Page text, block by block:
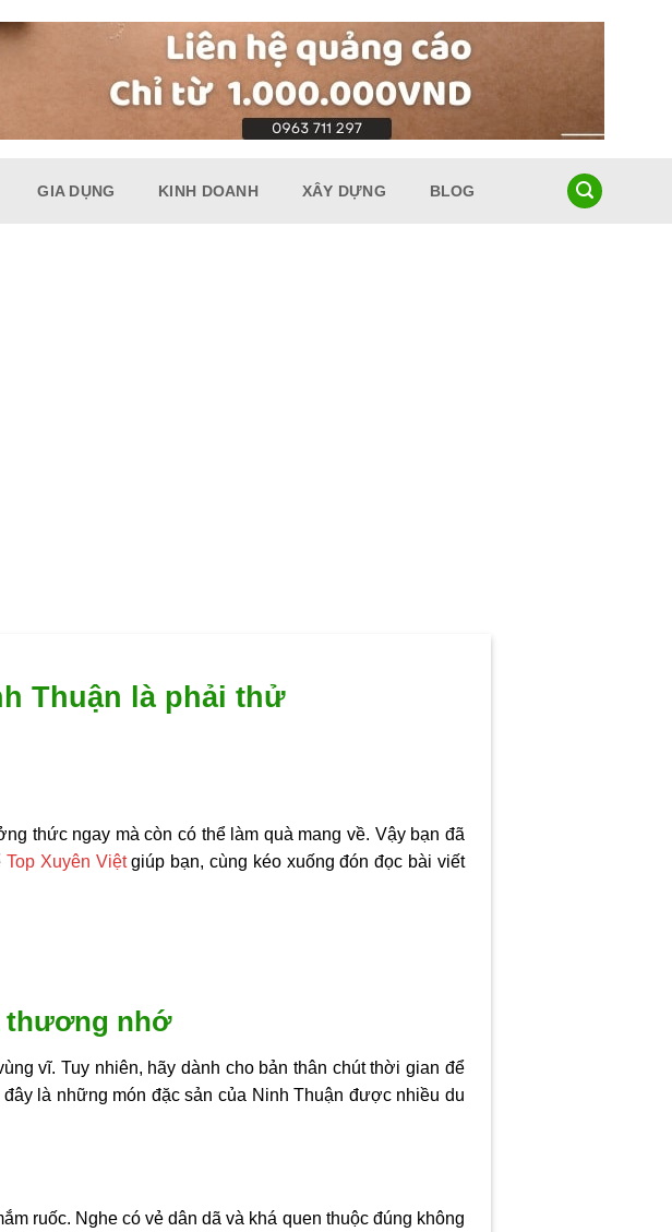
GIA DỤNG KINH DOANH XÂY DỰNG BLOG
Thuận là phải thử
thức ngay mà còn có thể làm quà mang về. Vậy bạn đã
Top Xuyên Việtgiúp bạn, cùng kéo xuống đón đọc bài viết
thương nhớ
vĩ. Tuy nhiên, hãy dành cho bản thân chút thời gian để
là những món đặc sản của Ninh Thuận được nhiều du
ruốc. Nghe có vẻ dân dã và khá quen thuộc đúng không